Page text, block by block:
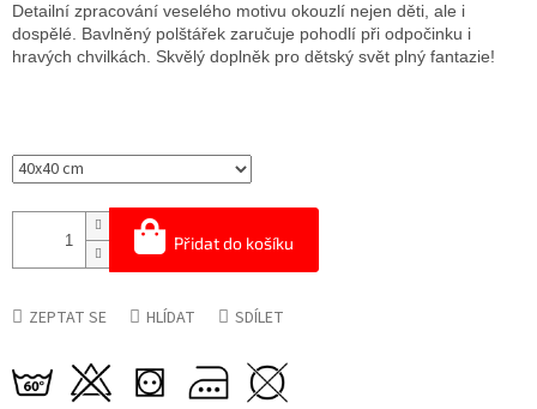
Přidat do košíku
Detailní zpracování veselého motivu okouzlí nejen děti, ale i
dospělé. Bavlněný polštářek zaručuje pohodlí při odpočinku i
hravých chvilkách. Skvělý doplněk pro dětský svět plný fantazie!
ZEPTAT SE HLÍDAT SDÍLET